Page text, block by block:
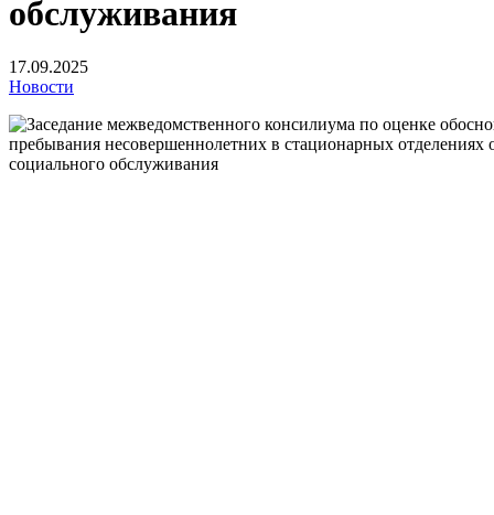
обслуживания
17.09.2025
Новости